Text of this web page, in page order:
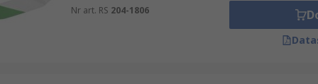
Nr art. RS 204-1806